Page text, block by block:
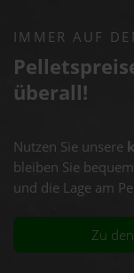
IMMER AUF
überall!
Nutzen Sie unsere
bleiben Sie
und die Lage am
Zu